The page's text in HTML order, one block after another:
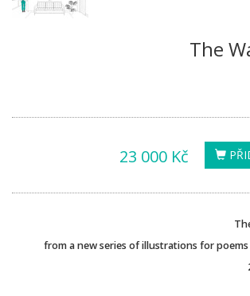
The
23 000 Kč
from a new series of illustrations for